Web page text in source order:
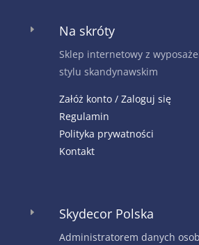
E Na skróty
Sklep internetowy z
stylu skandynawskim
Załóż konto / Zaloguj się
Regulamin
Polityka prywatności
Kontakt
E Skydecor Polska
Administratorem danych